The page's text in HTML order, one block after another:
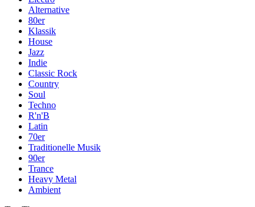
Alternative
80er
Klassik
House
Jazz
Indie
Classic Rock
Country
Soul
Techno
R'n'B
Latin
70er
Traditionelle Musik
90er
Trance
Heavy Metal
Ambient